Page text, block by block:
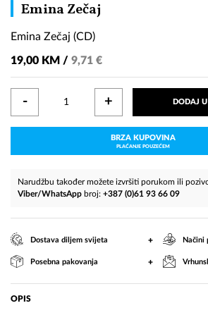
Emina Zečaj
Emina Zečaj (CD)
19,00 KM / 9,71 €
- + DODAJ
BRZA KUPOVINA
PLAĆANJE POUZEĆEM
Narudžbu također možete izvršiti porukom ili
Viber/WhatsApp broj: +387 (0)61 93 66 09
Dostava diljem svijeta + Načini
Posebna pakovanja +
OPIS